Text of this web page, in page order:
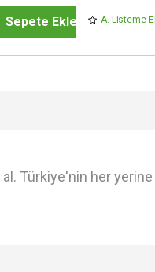
Sepete Ekle A. Listeme
Türkiye'nin her